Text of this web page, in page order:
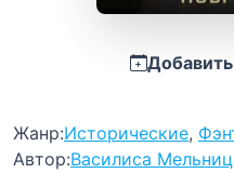
Жанр:Исторические,
Автор:Василиса